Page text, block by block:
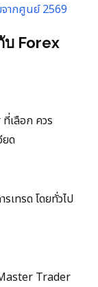
จากศูนย์ 2569
บ Forex
เลือก ควร
ยด
เทรด โดยทั่วไป
Trader